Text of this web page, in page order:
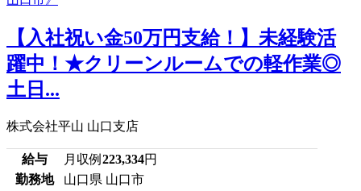
【入社祝い金50万円支給！】未経験活
躍中！★クリーンルームでの軽作業◎
土日...
株式会社平山 山口支店
給与 月収例 223,334円
勤務地
山口県 山口市